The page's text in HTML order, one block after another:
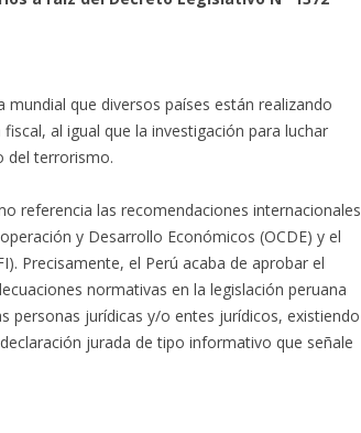
que diversos países están realizando
al igual que la investigación para luchar
del terrorismo.
referencia las recomendaciones internacionales
y Desarrollo Económicos (OCDE) y el
Precisamente, el Perú acaba de aprobar el
normativas en la legislación peruana
personas jurídicas y/o entes jurídicos, existiendo
jurada de tipo informativo que señale